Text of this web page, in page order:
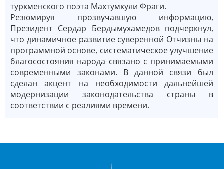
туркменского поэта Махтумкули Фраги.
Резюмируя прозвучавшую информацию,
Президент Сердар Бердымухамедов подчеркнул,
что динамичное развитие суверенной Отчизны на
программной основе, систематическое улучшение
благосостояния народа связано с принимаемыми
современными законами. В данной связи был
сделан акцент на необходимости дальнейшей
модернизации законодательства страны в
соответствии с реалиями времени.